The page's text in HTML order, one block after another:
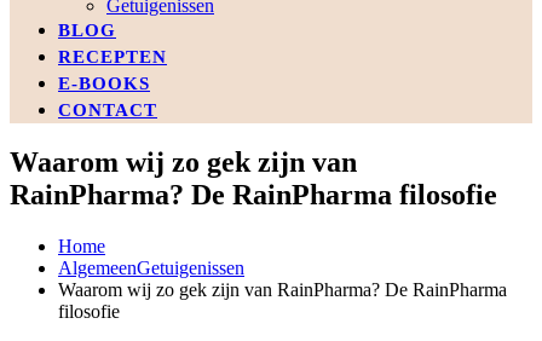
Getuigenissen
BLOG
RECEPTEN
E-BOOKS
CONTACT
Waarom wij zo gek zijn van
RainPharma? De RainPharma filosofie
Home
AlgemeenGetuigenissen
Waarom wij zo gek zijn van RainPharma? De RainPharma
filosofie